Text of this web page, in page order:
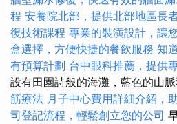
程 安養院北部，提供北部地區長
復技術課程 專業的裝潢設計，讓
盒選擇，方便快捷的餐飲服務 知
有預算計劃 台中眼科推薦，提供
設有田園詩般的海灘，藍色的山
筋療法 月子中心費用詳細介紹，
司登記流程，輕鬆創立您的公司